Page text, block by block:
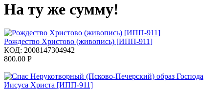
На ту же сумму!
Рождество Христово (живопись) [ИПП-911]
КОД: 2008147304942
800.00 Р